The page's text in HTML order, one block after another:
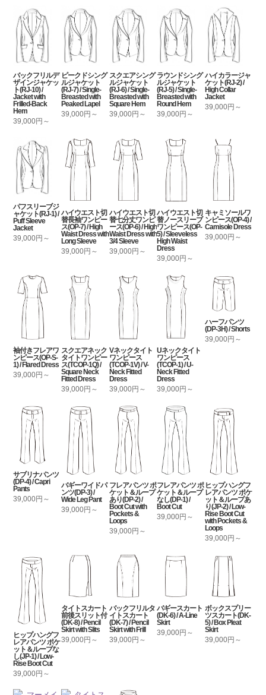
バックフリルデ
ザインジャケッ
ト(RJ-10) /
Jacket with
Frilled-Back
Hem
39,000円～
ピークドシング
ルジャケット
(RJ-7) / Single-
Breasted with
Peaked Lapel
39,000円～
スクエアシング
ルジャケット
(RJ-6) / Single-
Breasted with
Square Hem
39,000円～
ラウンドシング
ルジャケット
(RJ-5) / Single-
Breasted with
Round Hem
39,000円～
ハイカラージャ
ケット(RJ-2) /
High Collar
Jacket
39,000円～
パフスリーブジ
ャケット(RJ-1) /
Puff Sleeve
Jacket
39,000円～
ハイウエスト切
替長袖ワンピー
ス(OP-7) / High
Waist Dress with
Long Sleeve
39,000円～
ハイウエスト切
替七分丈ワンピ
ース(OP-6) / High
Waist Dress with
3/4 Sleeve
39,000円～
ハイウエスト切
替ノースリーブ
ワンピース(OP-
5) / Sleeveless
High Waist
Dress
39,000円～
キャミソールワ
ンピース(OP-4) /
Camisole Dress
39,000円～
袖付きフレアワ
ンピース(OP-S-
1) / Flared Dress
39,000円～
スクエアネック
タイトワンピー
ス(TCOP-1Q) /
Square Neck
Fitted Dress
39,000円～
Vネックタイト
ワンピース
(TCOP-1V) / V-
Neck Fitted
Dress
39,000円～
Uネックタイト
ワンピース
(TCOP-1) / U-
Neck Fitted
Dress
39,000円～
ハーフパンツ
(DP-3H) / Shorts
39,000円～
サブリナパンツ
(DP-4) / Capri
Pants
39,000円～
バギーワイドパ
ンツ(DP-3) /
Wide Leg Pant
39,000円～
フレアパンツ ポ
ケット＆ループ
あり(DP-2) /
Boot Cut with
Pockets &
Loops
39,000円～
フレアパンツ ポ
ケット＆ループ
なし(DP-1) /
Boot Cut
39,000円～
ヒップハングフ
レアパンツ ポケ
ット＆ループあ
り(JP-2) / Low-
Rise Boot Cut
with Pockets &
Loops
39,000円～
ヒップハングフ
レアパンツ ポケ
ット＆ループな
し(JP-1) / Low-
Rise Boot Cut
39,000円～
タイトスカート
前後スリット付
(DK-8) / Pencil
Skirt with Slits
39,000円～
バックフリルタ
イトスカート
(DK-7) / Pencil
Skirt with Frill
39,000円～
バギースカート
(DK-6) / A-Line
Skirt
39,000円～
ボックスプリー
ツスカート(DK-
5) / Box Pleat
Skirt
39,000円～